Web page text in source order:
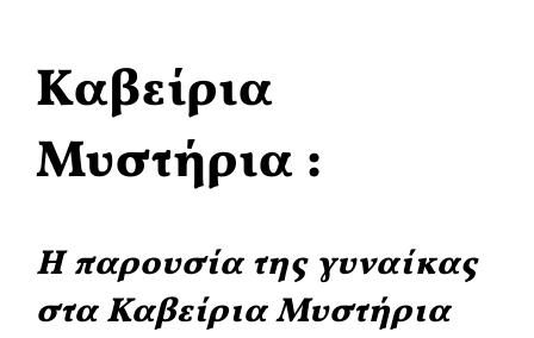
Καβείρια
Μυστήρια :
Η παρουσία της γυναίκας
στα Καβείρια Μυστήρια